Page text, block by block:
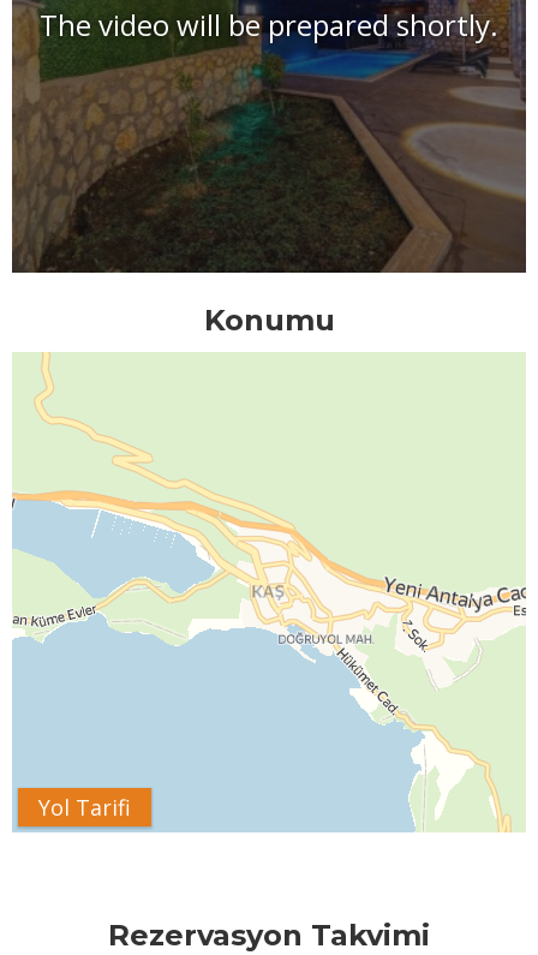
The video will be prepared shortly.
Konumu
Yol Tarifi
Rezervasyon Takvimi